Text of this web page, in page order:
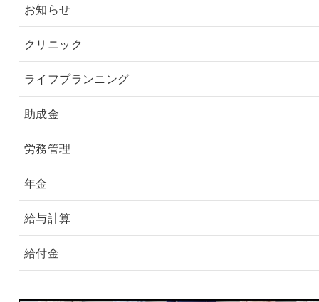
お知らせ
クリニック
ライフプランニング
助成金
労務管理
年金
給与計算
給付金